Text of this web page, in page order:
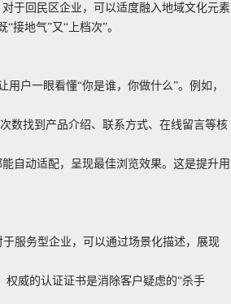
于回民区企业，可以适度融入地域文化元素
接地气”又“上档次”。
户一眼看懂“你是谁，你做什么”。例如，
数找到产品介绍、联系方式、在线留言等核
自动适配，呈现最佳浏览效果。这是提升用
服务型企业，可以通过场景化描述，展现
权威的认证证书是消除客户疑虑的“杀手